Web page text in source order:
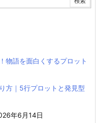
物語を面白くするプロット
方｜5行プロットと発見型
年6月14日